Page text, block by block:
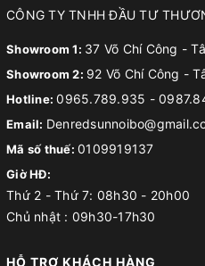
CÔNG TY TNHH ĐẦU TƯ
Showroom 1: 37 Võ Chí Công -
Showroom 2: 92 Võ Chí Công -
Hotline:0965.789.935 -
Email:
Mã số thuế: 0109919137
Giờ HĐ:
Thứ 2 - Thứ 7: 08h30 - 20h00
Chủ nhật : 09h30-17h30
HỖ TRỢ KHÁCH HÀNG